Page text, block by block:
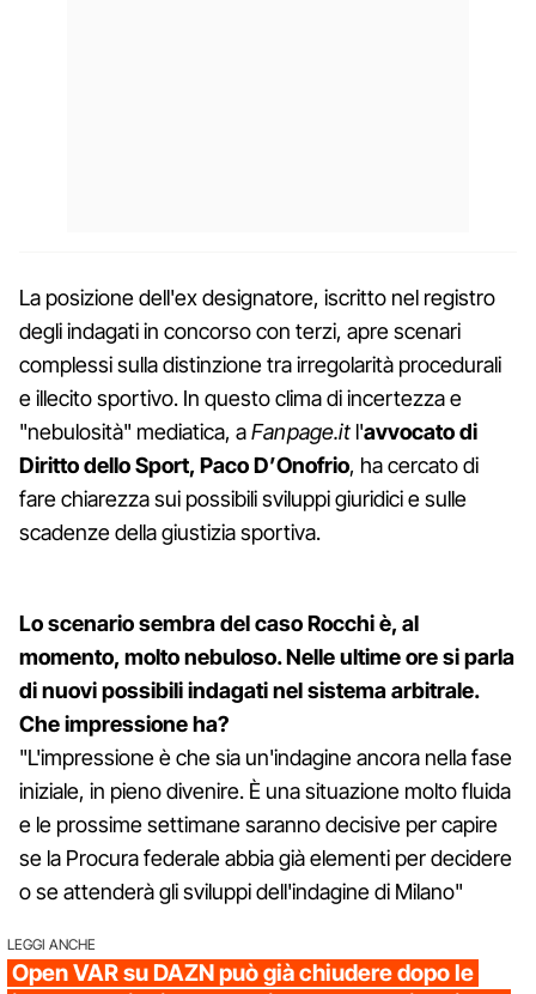
La posizione dell'ex designatore, iscritto nel registro
degli indagati in concorso con terzi, apre scenari
complessi sulla distinzione tra irregolarità procedurali
e illecito sportivo. In questo clima di incertezza e
"nebulosità" mediatica, aFanpage.itl'avvocato di
Diritto dello Sport, Paco D’Onofrio, ha cercato di
fare chiarezza sui possibili sviluppi giuridici e sulle
scadenze della giustizia sportiva.
Lo scenario sembra del caso Rocchi è, al
momento, molto nebuloso. Nelle ultime ore si parla
di nuovi possibili indagati nel sistema arbitrale.
Che impressione ha?
"L'impressione è che sia un'indagine ancora nella fase
iniziale, in pieno divenire. È una situazione molto fluida
e le prossime settimane saranno decisive per capire
se la Procura federale abbia già elementi per decidere
o se attenderà gli sviluppi dell'indagine di Milano"
LEGGI ANCHE
Open VAR su DAZN può già chiudere dopo le